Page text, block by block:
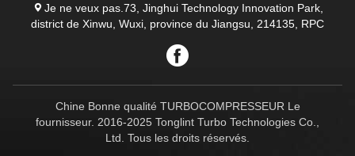
Je ne veux pas.73, Jinghui Technology Innovation Park,
district de Xinwu, Wuxi, province du Jiangsu, 214135, RPC
Chine Bonne qualité TURBOCOMPRESSEUR Le
fournisseur. 2016-2025 Tonglint Turbo Technologies Co.,
Ltd. Tous les droits réservés.